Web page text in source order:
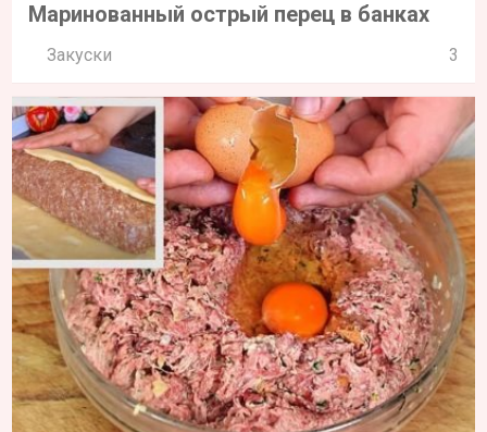
Маринованный острый перец в банках
Закуски 3